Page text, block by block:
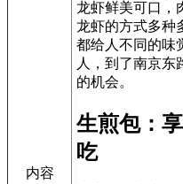
内容
龙虾鲜美可口，
龙虾的方式多种
都给人不同的味
人，到了南京东
的机会。
生煎包：
吃